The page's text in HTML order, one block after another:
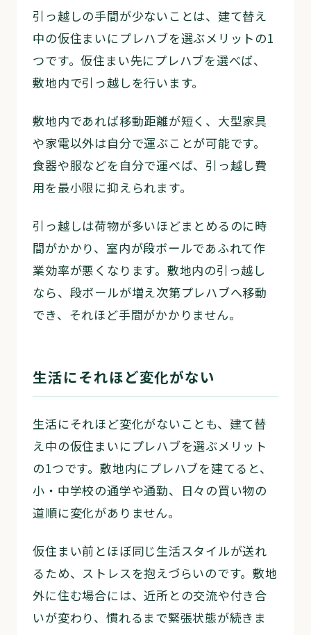
引っ越しの手間が少ないことは、建て替え
中の仮住まいにプレハブを選ぶメリットの1
つです。仮住まい先にプレハブを選べば、
敷地内で引っ越しを行います。
敷地内であれば移動距離が短く、大型家具
や家電以外は自分で運ぶことが可能です。
食器や服などを自分で運べば、引っ越し費
用を最小限に抑えられます。
引っ越しは荷物が多いほどまとめるのに時
間がかかり、室内が段ボールであふれて作
業効率が悪くなります。敷地内の引っ越し
なら、段ボールが増え次第プレハブへ移動
でき、それほど手間がかかりません。
生活にそれほど変化がない
生活にそれほど変化がないことも、建て替
え中の仮住まいにプレハブを選ぶメリット
の1つです。敷地内にプレハブを建てると、
小・中学校の通学や通勤、日々の買い物の
道順に変化がありません。
仮住まい前とほぼ同じ生活スタイルが送れ
るため、ストレスを抱えづらいのです。敷地
外に住む場合には、近所との交流や付き合
いが変わり、慣れるまで緊張状態が続きま